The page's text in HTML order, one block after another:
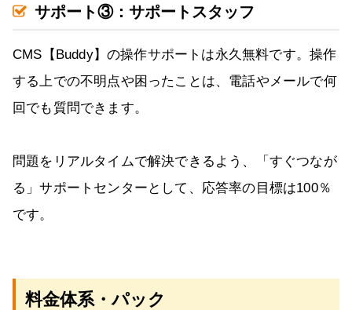
サポート③：サポートスタッフ
CMS【Buddy】の操作サポートは永久無料です。操作
する上での不明点や困ったことは、電話やメールで何
回でも質問できます。
問題をリアルタイムで解決できるよう、「すぐつなが
る」サポートセンターとして、応答率の目標は100％
です。
料金体系・パック